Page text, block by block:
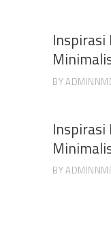
Inspirasi
BY
Inspirasi
BY